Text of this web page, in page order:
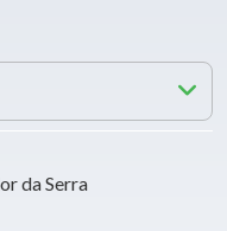
da Serra